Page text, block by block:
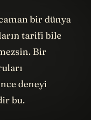
bir dünya
tarifi bile
Bir
deneyi